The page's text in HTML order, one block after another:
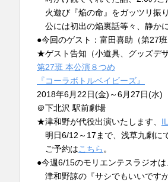
火遊び『焔の命』をガッツリ振
公には初出の焔裏話等々、静か
●今回のゲスト：富田喜助（第27班
★ゲスト告知（小道具、グッズデ
第27班 本公演８つめ
『コーラボトルベイビーズ』
2018年6月22日(金)～6月27日(水)
＠下北沢 駅前劇場
★津和野が代役出演いたします、
明日6/12～17まで、浅草九劇に
ご予約はこちら。
●今週6/15のモリエンテスラジオは
津和野諒の『サシでもいいです